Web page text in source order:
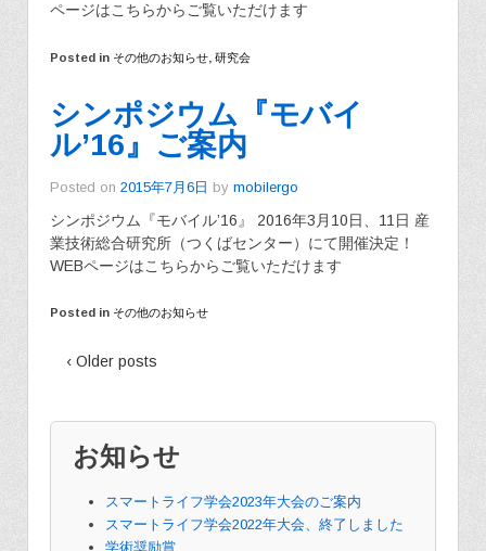
ページはこちらからご覧いただけます
Posted in その他のお知らせ 研究会
シンポジウム『モバイ
ル’16』ご案内
Posted on 2015年7月6日 by mobilergo
シンポジウム『モバイル’16』 2016年3月10日、11日 産
業技術総合研究所（つくばセンター）にて開催決定！
WEBページはこちらからご覧いただけます
Posted in その他のお知らせ
‹ Older posts
お知らせ
スマートライフ学会2023年大会のご案内
スマートライフ学会2022年大会、終了しました
学術奨励賞